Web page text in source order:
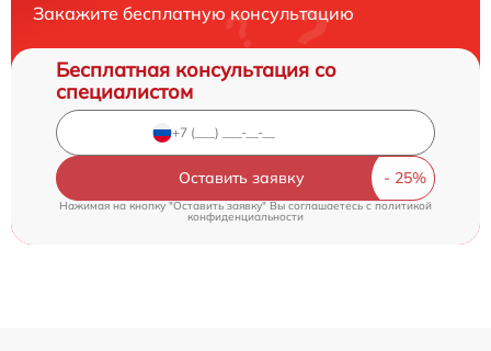
Закажите бесплатную консультацию
Бесплатная консультация со
специалистом
Оставить заявку
Нажимая на кнопку "Оставить заявку" Вы соглашаетесь cполитикой
конфиденциальности